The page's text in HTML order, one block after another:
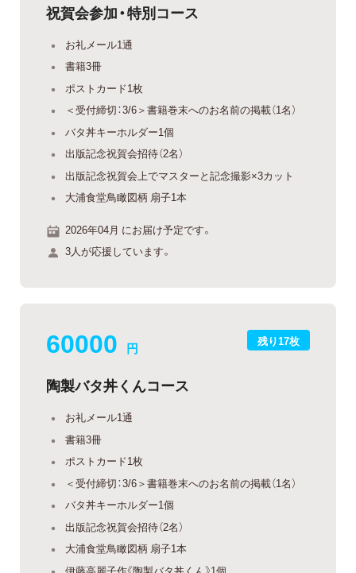
祝賀会参加・特別コース
お礼メール1通
書籍3冊
ポストカード1枚
＜受付締切：3/6＞書籍巻末へのお名前の掲載（1名）
バタ丼キーホルダー1個
出版記念祝賀会招待（2名）
出版記念祝賀会上でマスターと記念撮影×3カット
大浦食堂鳥瞰図柄 扇子1本
2026年04月 にお届け予定です。
3人が応援しています。
残り17枚
60000 円
陶製バタ丼くんコース
お礼メール1通
書籍3冊
ポストカード1枚
＜受付締切：3/6＞書籍巻末へのお名前の掲載（1名）
バタ丼キーホルダー1個
出版記念祝賀会招待（2名）
大浦食堂鳥瞰図柄 扇子1本